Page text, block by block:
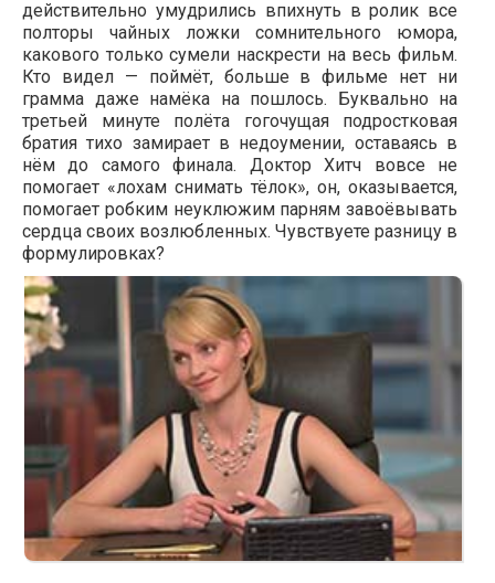
действительно умудрились впихнуть в ролик все
полторы чайных ложки сомнительного юмора,
какового только сумели наскрести на весь фильм.
Кто видел — поймёт, больше в фильме нет ни
грамма даже намёка на пошлось. Буквально на
третьей минуте полёта гогочущая подростковая
братия тихо замирает в недоумении, оставаясь в
нём до самого финала. Доктор Хитч вовсе не
помогает «лохам снимать тёлок», он, оказывается,
помогает робким неуклюжим парням завоёвывать
сердца своих возлюбленных. Чувствуете разницу в
формулировках?